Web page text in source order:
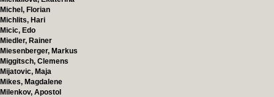
Michel, Florian
Michlits, Hari
Micic, Edo
Miedler, Rainer
Miesenberger, Markus
Miggitsch, Clemens
Mijatovic, Maja
Mikes, Magdalene
Milenkov, Apostol